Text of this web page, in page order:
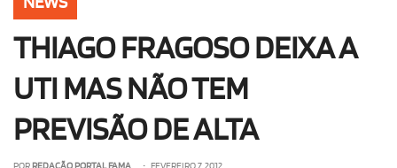
THIAGO FRAGOSO DEIXA A
UTI MAS NÃO TEM
PREVISÃO DE ALTA